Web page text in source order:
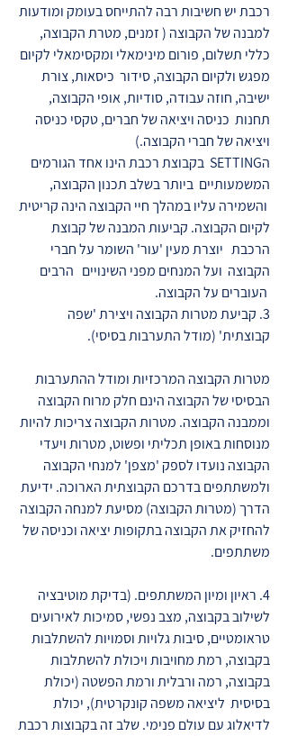
רכבת יש חשיבות רבה להתייחס בעומק ומודעות
למבנה של הקבוצה ( זמנים, מטרת הקבוצה,
כללי תשלום, פורום מינימאלי ומקסימאלי לקיום
מפגש ולקיום הקבוצה, סידור כיסאות, צורת
ישיבה, חוזה עבודה, סודיות, אופי הקבוצה,
תחנות כניסה ויציאה של חברים, טקסי כניסה
ויציאה של חברי הקבוצה.)
הSETTING בקבוצת רכבת הינו אחד הגורמים
המשמעותיים ביותר בשלב תכנון הקבוצה,
והשמירה עליו במהלך חיי הקבוצה הינה קריטית
לקיום הקבוצה. קביעות המבנה של קבוצת
הרכבת יוצרת מעין 'עור' השומר על חברי
הקבוצה ועל המנחים מפני השינויים הרבים
העוברים על הקבוצה.
3. קביעת מטרות הקבוצה ויצירת 'שפה
קבוצתית' (מודל התערבות בסיסי).
מטרות הקבוצה המרכזיות ומודל ההתערבות
הבסיסי של הקבוצה הינם חלק מרוח הקבוצה
וממבנה הקבוצה. מטרות הקבוצה צריכות להיות
מנוסחות באופן תכליתי ופשוט, מטרות ויעדי
הקבוצה נועדו לספק 'מצפן' למנחי הקבוצה
ולמשתתפים בדרכם הקבוצתית הארוכה. ידיעת
הדרך (מטרות הקבוצה) מסיעת למנחה הקבוצה
להחזיק את הקבוצה בתקופות יציאה וכניסה של
משתתפים.
4. ראיון ומיון המשתתפים. (בדיקת מוטיבציה
לשילוב בקבוצה, מצב נפשי, סמיכות לאירועים
טראומטיים, סיבות גלויות וסמויות להשתלבות
בקבוצה, רמת מחויבות ויכולת להשתלבות
בקבוצה, רמה ורבלית ורמת הפשטה (יכולת
בסיסית ליציאה משפה קונקרטית), יכולת
לדיאלוג עם עולם פנימי. שלב זה בקבוצות רכבת